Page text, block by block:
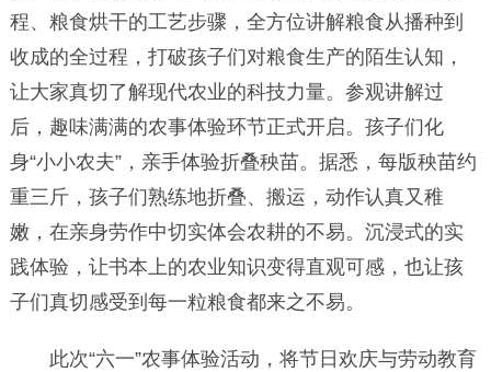
程、粮食烘干的工艺步骤，全方位讲解粮食从播种到
收成的全过程，打破孩子们对粮食生产的陌生认知，
让大家真切了解现代农业的科技力量。参观讲解过
后，趣味满满的农事体验环节正式开启。孩子们化
身“小小农夫”，亲手体验折叠秧苗。据悉，每版秧苗约
重三斤，孩子们熟练地折叠、搬运，动作认真又稚
嫩，在亲身劳作中切实体会农耕的不易。沉浸式的实
践体验，让书本上的农业知识变得直观可感，也让孩
子们真切感受到每一粒粮食都来之不易。
此次“六一”农事体验活动，将节日欢庆与劳动教育